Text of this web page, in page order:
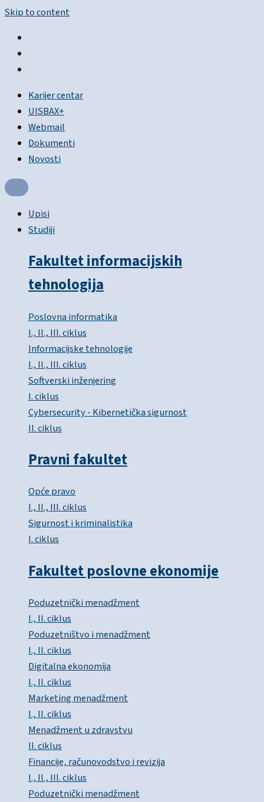
Skip to content
Karijer centar
UISBAX+
Webmail
Dokumenti
Novosti
Upisi
Studiji
Fakultet informacijskih
tehnologija
Poslovna informatika
I., II., III. ciklus
Informacijske tehnologije
I., II., III. ciklus
Softverski inženjering
I. ciklus
Cybersecurity - Kibernetička sigurnost
II. ciklus
Pravni fakultet
Opće pravo
I., II., III. ciklus
Sigurnost i kriminalistika
I. ciklus
Fakultet poslovne ekonomije
Poduzetnički menadžment
I., II. ciklus
Poduzetništvo i menadžment
I., II. ciklus
Digitalna ekonomija
I., II. ciklus
Marketing menadžment
I., II. ciklus
Menadžment u zdravstvu
II. ciklus
Financije, računovodstvo i revizija
I., II., III. ciklus
Poduzetnički menadžment